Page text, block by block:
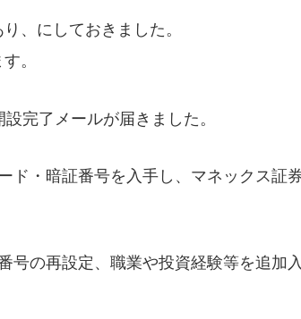
、にしておきました。
。
完了メールが届きました。
ド・暗証番号を入手し、マネックス証
号の再設定、職業や投資経験等を追加